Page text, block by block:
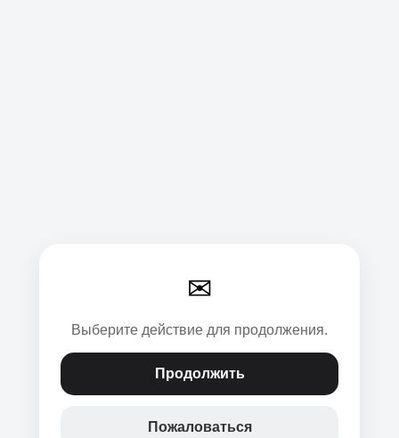
✉
Выберите действие для продолжения.
Продолжить
Пожаловаться